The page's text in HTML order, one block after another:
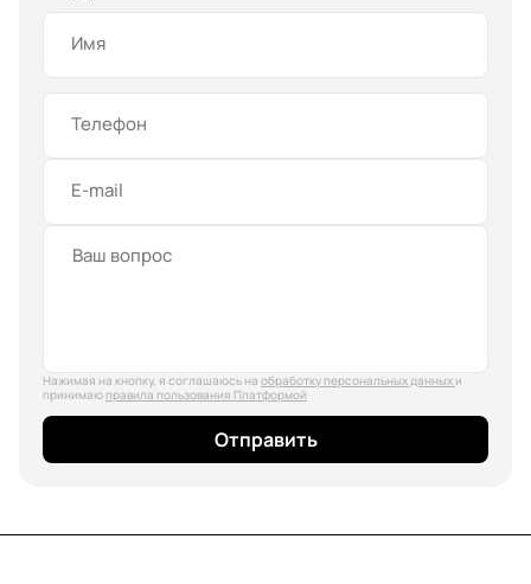
Имя
Телефон
E-mail
Нажимая на кнопку, я соглашаюсь на обработку персональных данных и
принимаю правила пользования Платформой
Отправить